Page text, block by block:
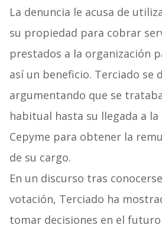
La denuncia le acusa de
su propiedad para cobrar
prestados a la organización
así un beneficio. Terciado se
argumentando que se
habitual hasta su llegada a
Cepyme para obtener la
de su cargo.
En un discurso tras
votación, Terciado ha
tomar decisiones en el futuro